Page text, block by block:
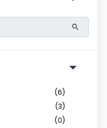
(6)
(3)
(0)